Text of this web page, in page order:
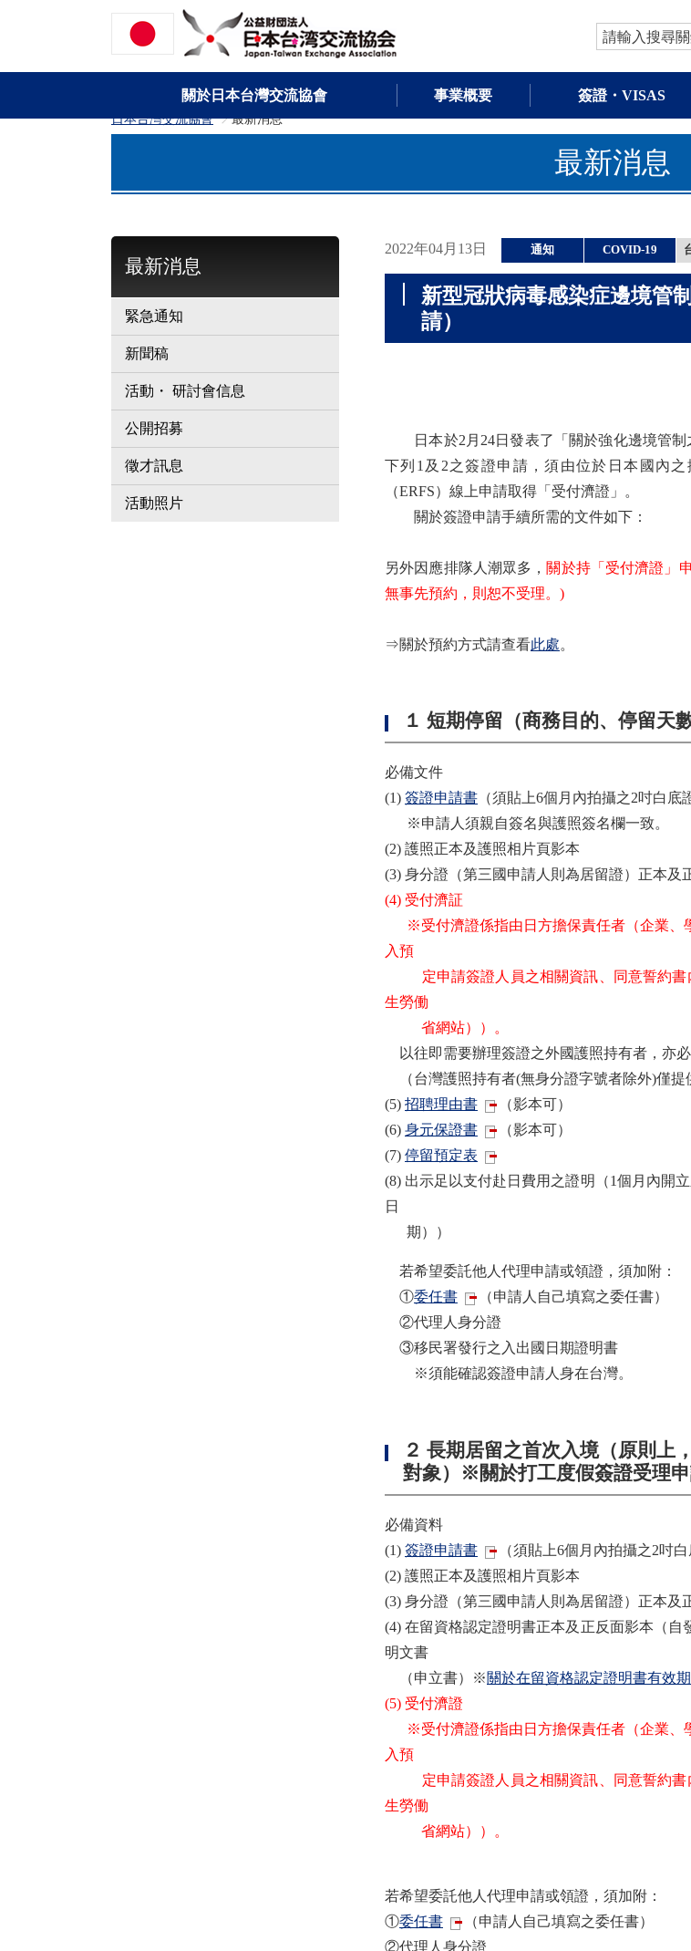
請輸入搜尋
關於日本台灣交流協會 事業概要 簽證・VISAS
日本台灣交流協會 >
最新消息
最新消息
2022年04月13日 通知 COVID-19
新型冠狀病毒感染症邊境管
請）
日本於2月24日發表了「關於強化邊境管制
下列1及2之簽證申請，須由位於日本國內
（ERFS）線上申請取得「受付濟證」。
關於簽證申請手續所需的文件如下：
另外因應排隊人潮眾多， 關於持「受付濟證」
無事先預約，則恕不受理。)
⇒關於預約方式請查看此處。
１ 短期停留（商務目的、停留天
必備文件
(1) 簽證申請書 （須貼上6個月內拍攝之2吋白底
※申請人須親自簽名與護照簽名欄一致。
(2) 護照正本及護照相片頁影本
(3) 身分證（第三國申請人則為居留證）正本及
(4) 受付濟証
※受付濟證係指由日方擔保責任者（企業、
入預
定申請簽證人員之相關資訊、同意誓約書
生勞働
省網站））。
以往即需要辦理簽證之外國護照持有者，亦必
（台灣護照持有者(無身分證字號者除外)僅提
(5) 招聘理由書
（影本可）
(6) 身元保證書
（影本可）
(7) 停留預定表
(8) 出示足以支付赴日費用之證明（1個月內開
日
期））
若希望委託他人代理申請或領證，須加附：
①委任書
（申請人自己填寫之委任書）
②代理人身分證
③移民署發行之入出國日期證明書
※須能確認簽證申請人身在台灣。
２ 長期居留之首次入境（原則上
對象）※關於打工度假簽證受理申
必備資料
(1) 簽證申請書
（須貼上6個月內拍攝之2吋白
(2) 護照正本及護照相片頁影本
(3) 身分證（第三國申請人則為居留證）正本及
(4) 在留資格認定證明書正本及正反面影本（
明文書
（申立書）※關於在留資格認定證明書有效
(5) 受付濟證
※受付濟證係指由日方擔保責任者（企業、
入預
定申請簽證人員之相關資訊、同意誓約書
生勞働
省網站））。
若希望委託他人代理申請或領證，須加附：
①委任書
（申請人自己填寫之委任書）
②代理人身分證
最新消息
緊急通知
新聞稿
活動・ 研討會信息
公開招募
徵才訊息
活動照片